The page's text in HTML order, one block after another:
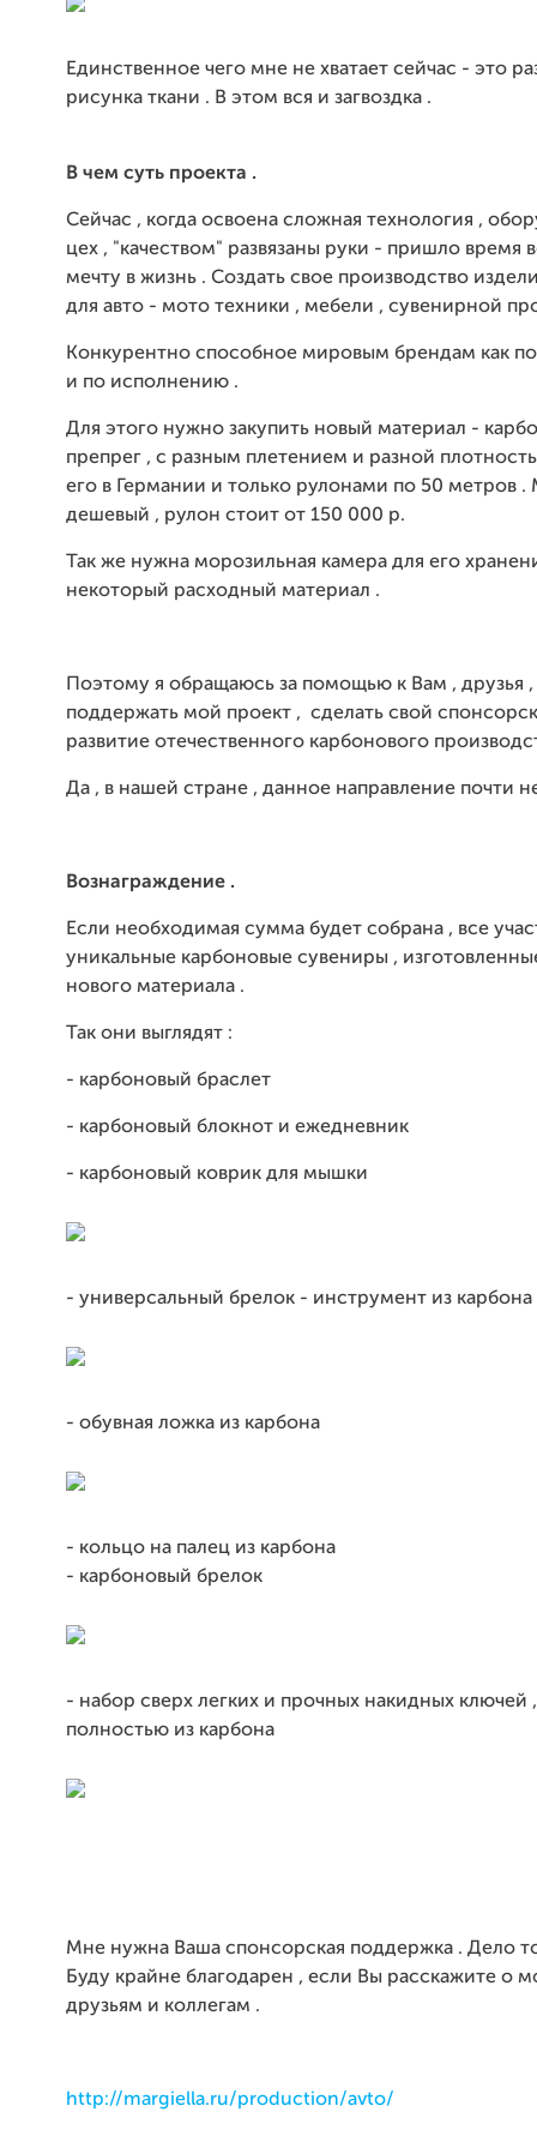
Единственное чего мне не хватает сейчас - это
рисунка ткани . В этом вся и загвоздка .
В чем суть проекта .
Сейчас , когда освоена сложная технология ,
цех , "качеством" развязаны руки - пришло время
мечту в жизнь . Создать свое производство
для авто - мото техники , мебели , сувенирной
Конкурентно способное мировым брендам как по
и по исполнению .
Для этого нужно закупить новый материал -
препрег , с разным плетением и разной
его в Германии и только рулонами по 50 метров .
дешевый , рулон стоит от 150 000 р.
Так же нужна морозильная камера для его
некоторый расходный материал .
Поэтому я обращаюсь за помощью к Вам , друзья
поддержать мой проект , сделать свой
развитие отечественного карбонового
Да , в нашей стране , данное направление почти
Вознаграждение .
Если необходимая сумма будет собрана , все
уникальные карбоновые сувениры ,
нового материала .
Так они выглядят :
- карбоновый браслет
- карбоновый блокнот и ежедневник
- карбоновый коврик для мышки
- универсальный брелок - инструмент из карбона
- обувная ложка из карбона
- кольцо на палец из карбона
- карбоновый брелок
- набор сверх легких и прочных накидных ключей
полностью из карбона
Мне нужна Ваша спонсорская поддержка . Дело
Буду крайне благодарен , если Вы расскажите о
друзьям и коллегам .
http://margiella.ru/production/avto/